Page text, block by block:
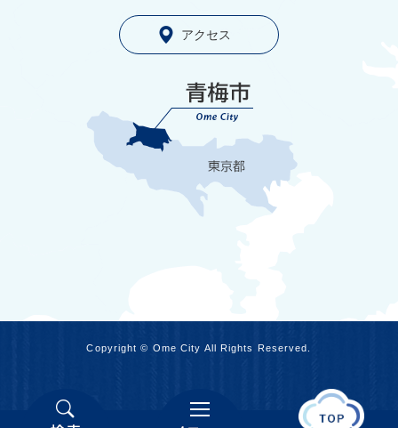
アクセス
Copyright © Ome City All Rights Reserved.